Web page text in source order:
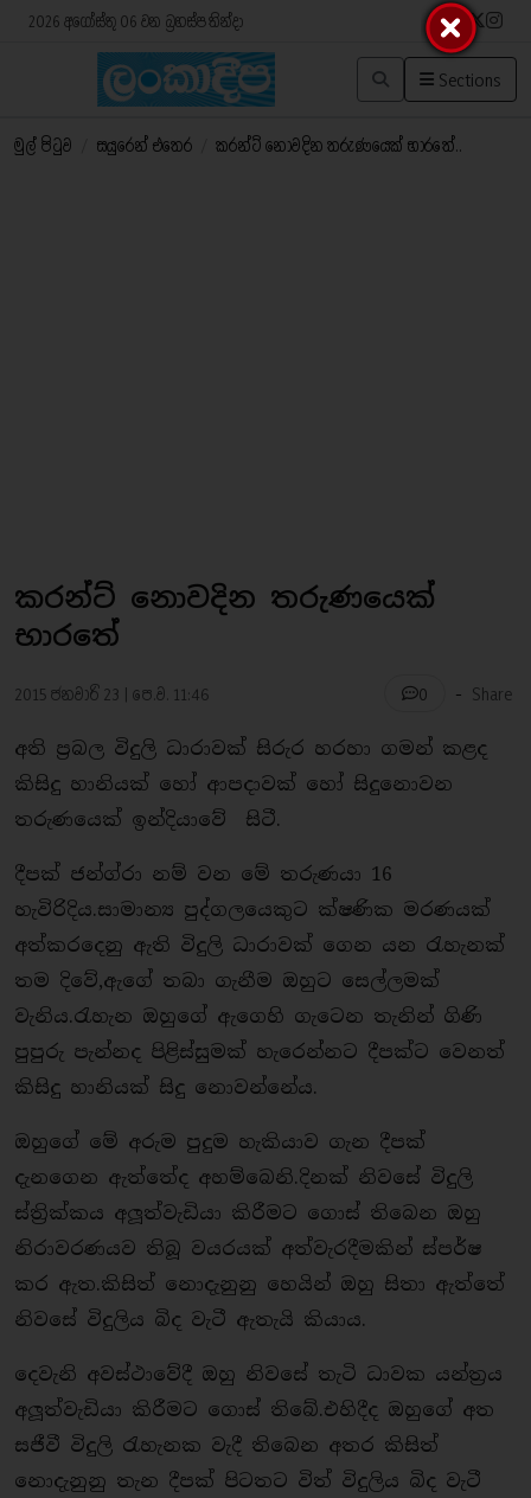
2026 අගෝස්තු 06 වන බ්‍රහස්පතින්දා
Sections
මුල් පිටුව සයුරෙන් එතෙර කරන්ට් නොවදින තරුණයෙක් භාරතේ..
කරන්ට් නොවදින තරුණයෙක්
භාරතේ
2015 ජනවාරි 23 | පෙ.ව. 11:46 0 - Share
අති ප‍්‍රබල විදුලි ධාරාවක් සිරුර හරහා ගමන් කළද
කිසිදු හානියක් හෝ ආපදාවක් හෝ සිදුනොවන
තරුණයෙක් ඉන්දියාවේ සිටී.
දීපක් ජන්ග්රා නම් වන මේ තරුණයා 16
හැවිරිදිය.සාමාන්‍ය පුද්ගලයෙකුට ක්ෂණික මරණයක්
අත්කරදෙනු ඇති විදුලි ධාරාවක් ගෙන යන රැහැනක්
තම දිවේ,ඇගේ තබා ගැනීම ඔහුට සෙල්ලමක්
වැනිය.රැහැන ඔහුගේ ඇගෙහි ගැටෙන තැනින් ගිණි
පුපුරු පැන්නද පිළිස්සුමක් හැරෙන්නට දීපක්ට වෙනත්
කිසිදු හානියක් සිදු නොවන්නේය.
ඔහුගේ මේ අරුම පුදුම හැකියාව ගැන දීපක්
දැනගෙන ඇත්තේද අහම්බෙනි.දිනක් නිවසේ විදුලි
ස්ති‍්‍රක්කය අලූත්වැඩියා කිරීමට ගොස් තිබෙන ඔහු
නිරාවරණයව තිබූ වයරයක් අත්වැරදීමකින් ස්පර්ෂ
කර ඇත.කිසිත් නොදැනුනු හෙයින් ඔහු සිතා ඇත්තේ
නිවසේ විදුලිය බිද වැටී ඇතැයි කියාය.
දෙවැනි අවස්ථාවේදී ඔහු නිවසේ තැටි ධාවක යන්ත‍්‍රය
අලූත්වැඩියා කිරීමට ගොස් තිබේ.එහිදීද ඔහුගේ අත
සජීවී විදුලි රැහැනක වැදී තිබෙන අතර කිසිත්
නොදැනුනු තැන දීපක් පිටතට විත් විදුලිය බිද වැටී